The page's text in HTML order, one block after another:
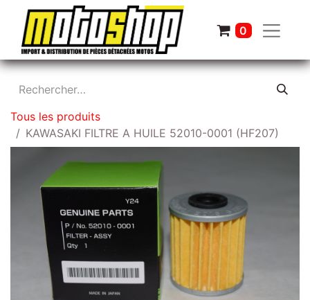
0
Tous les produits
KAWASAKI FILTRE A HUILE 52010-0001 (HF207)